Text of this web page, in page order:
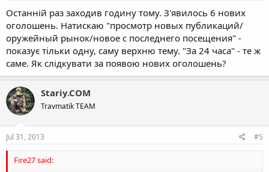
Останній раз заходив годину тому. З'явилось 6 нових
оголошень. Натискаю "просмотр новых публикаций/
оружейный рынок/новое с последнего посещения" -
показує тільки одну, саму верхню тему. "За 24 часа" - те ж
саме. Як слідкувати за появою нових оголошень?
Stariy.COM
Travmatik TEAM
Jul 31, 2013 #5
Fire27 said: